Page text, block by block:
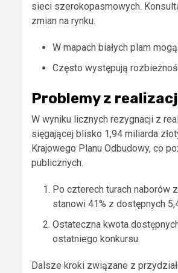
sieci szerokopasmowych.
zmian na rynku.
W mapach białych plam
Często występują
Problemy z
W wyniku licznych rezygnacji z
sięgającej blisko 1,94 miliarda
Krajowego Planu Odbudowy, co
publicznych.
Po czterech turach naborów
stanowi 41% z dostępnych
Ostateczna kwota
ostatniego konkursu.
Dalsze kroki związane z